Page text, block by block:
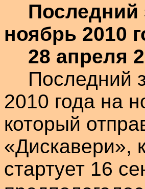
Последний
ноябрь 2010
28 апреля
Последний
2010 года на
который
«Дискавери»,
стартует 16